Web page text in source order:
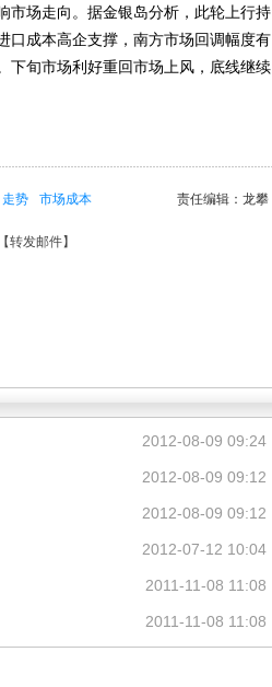
场走向。据金银岛分析，此轮上行持
口成本高企支撑，南方市场回调幅度有
下旬市场利好重回市场上风，底线继续
责任编辑：龙攀
走势 市场成本
转发邮件】
2012-08-09 09:24
2012-08-09 09:12
2012-08-09 09:12
2012-07-12 10:04
2011-11-08 11:08
2011-11-08 11:08